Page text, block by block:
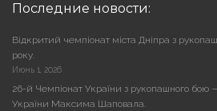
Последние новости:
Відкритий чемпіонат міста Дніпра з
року.
Июнь 1, 2026
26-й Чемпіонат України з рукопашного бою —
України Максима Шаповала.